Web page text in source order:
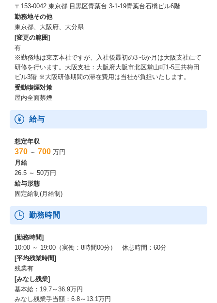
〒153-0042 東京都 目黒区青葉台 3-1-19青葉台石橋ビル6階
勤務地その他
東京都、大阪府、大分県
[変更の範囲]
有
※勤務地は東京本社ですが、入社後最初の3~6か月は大阪支社にて
研修を行います。大阪支社：大阪府大阪市北区堂山町1-5三共梅田
ビル3階 ※大阪研修期間の滞在費用は当社が負担いたします。
受動喫煙対策
屋内全面禁煙
給与
想定年収
370 ～ 700 万円
月給
26.5 ～ 50万円
給与形態
固定給制(月給制)
勤務時間
[勤務時間]
10:00 ～ 19:00（実働：8時間00分） 休憩時間：60分
[平均残業時間]
残業有
[みなし残業]
基本給：19.7～36.9万円
みなし残業手当額：6.8～13.1万円